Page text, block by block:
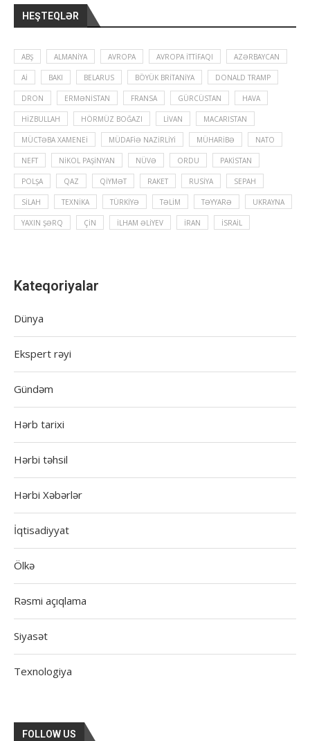
HEŞTEQLƏR
ABŞ ALMANIYA AVROPA AVROPA İTTIFAQI AZƏRBAYCAN
Aİ BAKI BELARUS BÖYÜK BRITANIYA DONALD TRAMP
DRON ERMƏNISTAN FRANSA GÜRCÜSTAN HAVA
HIZBULLAH HÖRMÜZ BOĞAZI LIVAN MACARISTAN
MÜCTƏBA XAMENEI MÜDAFIƏ NAZIRLIYI MÜHARIBƏ NATO
NEFT NIKOL PAŞINYAN NÜVƏ ORDU PAKISTAN
POLŞA QAZ QIYMƏT RAKET RUSIYA SEPAH
SILAH TEXNIKA TÜRKIYƏ TƏLIM TƏYYARƏ UKRAYNA
YAXIN ŞƏRQ ÇIN İLHAM ƏLIYEV İRAN İSRAIL
Kateqoriyalar
Dünya
Ekspert rəyi
Gündəm
Hərb tarixi
Hərbi təhsil
Hərbi Xəbərlər
İqtisadiyyat
Ölkə
Rəsmi açıqlama
Siyasət
Texnologiya
FOLLOW US